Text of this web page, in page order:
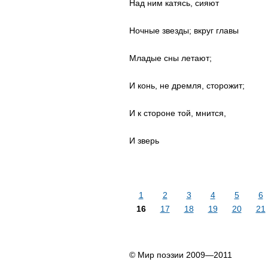
Над ним катясь, сияют
Ночные звезды; вкруг главы
Младые сны летают;
И конь, не дремля, сторожит;
И к стороне той, мнится,
И зверь
1 2 3 4 5 6
16
17 18 19 20 21
© Мир поэзии 2009—2011